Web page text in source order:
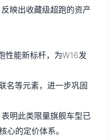
映出收藏级超跑的资产
性能新标杆，为W16发
名等元素，进一步巩固
明此类限量旗舰车型已
心的定价体系。